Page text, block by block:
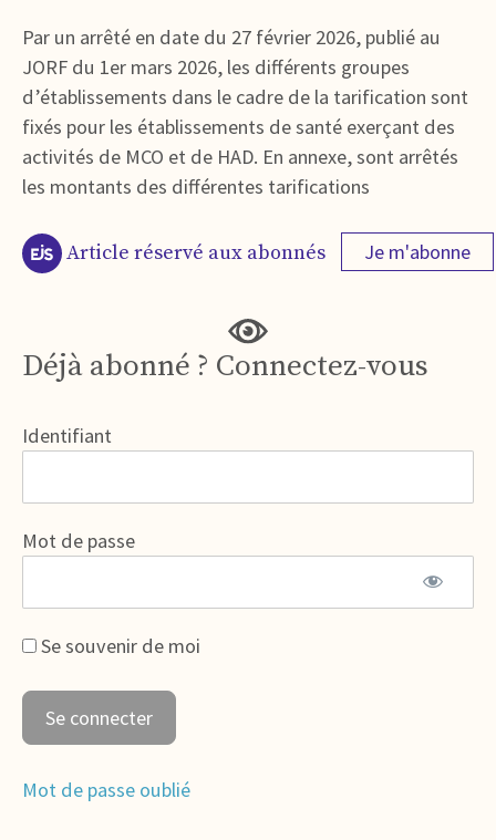
Par un arrêté en date du 27 février 2026, publié au
JORF du 1er mars 2026, les différents groupes
d’établissements dans le cadre de la tarification sont
fixés pour les établissements de santé exerçant des
activités de MCO et de HAD. En annexe, sont arrêtés
les montants des différentes tarifications
Article réservé aux abonnés Je m'abonne
Déjà abonné ? Connectez-vous
Identifiant
Mot de passe
Se souvenir de moi
Mot de passe oublié